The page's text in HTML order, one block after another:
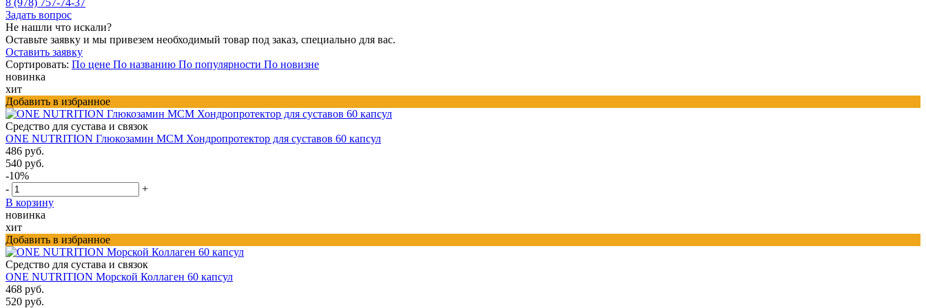
Задать вопрос
Не нашли что искали?
Оставьте заявку и мы привезем необходимый товар под заказ, специально для вас.
Оставить заявку
Сортировать: По цене По названию По популярности По новизне
новинка
хит
Добавить в избранное
Средство для сустава и связок
ONE NUTRITION Глюкозамин МСМ Хондропротектор для суставов 60 капсул
486 руб.
540 руб.
-10%
-
+
В корзину
новинка
хит
Добавить в избранное
Средство для сустава и связок
ONE NUTRITION Морской Коллаген 60 капсул
468 руб.
520 руб.